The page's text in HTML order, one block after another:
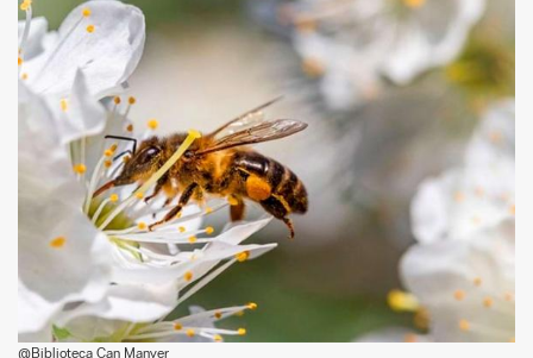
@Biblioteca Can Manyer
Descripció: